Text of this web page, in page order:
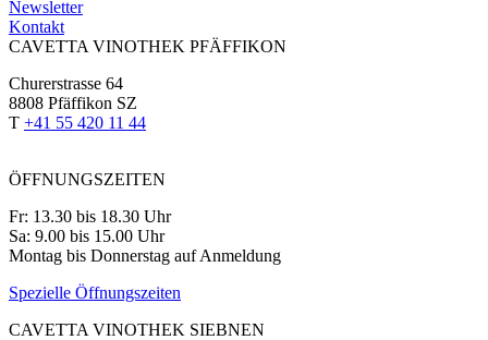
Newsletter
Kontakt
CAVETTA VINOTHEK PFÄFFIKON
Churerstrasse 64
8808 Pfäffikon SZ
T +41 55 420 11 44
ÖFFNUNGSZEITEN
Fr: 13.30 bis 18.30 Uhr
Sa: 9.00 bis 15.00 Uhr
Montag bis Donnerstag auf Anmeldung
Spezielle Öffnungszeiten
CAVETTA VINOTHEK SIEBNEN